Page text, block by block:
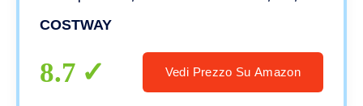
10 x 120 cm (Marrone)
COSTWAY
8.7 Vedi Prezzo Su Amazon